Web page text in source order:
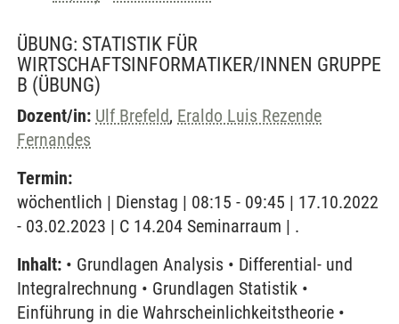
ÜBUNG: STATISTIK FÜR
WIRTSCHAFTSINFORMATIKER/INNEN GRUPPE
B (ÜBUNG)
Dozent/in: Ulf Brefeld, Eraldo Luis Rezende
Fernandes
Termin:
wöchentlich | Dienstag | 08:15 - 09:45 | 17.10.2022
- 03.02.2023 | C 14.204 Seminarraum | .
Inhalt: • Grundlagen Analysis • Differential- und
Integralrechnung • Grundlagen Statistik •
Einführung in die Wahrscheinlichkeitstheorie •